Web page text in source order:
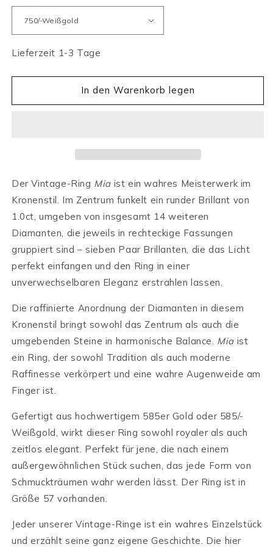
Lieferzeit 1-3 Tage
In den Warenkorb legen
Der Vintage-Ring Mia ist ein wahres Meisterwerk im
Kronenstil. Im Zentrum funkelt ein runder Brillant von
1.0ct, umgeben von insgesamt 14 weiteren
Diamanten, die jeweils in rechteckige Fassungen
gruppiert sind – sieben Paar Brillanten, die das Licht
perfekt einfangen und den Ring in einer
unverwechselbaren Eleganz erstrahlen lassen.
Die raffinierte Anordnung der Diamanten in diesem
Kronenstil bringt sowohl das Zentrum als auch die
umgebenden Steine in harmonische Balance. Mia ist
ein Ring, der sowohl Tradition als auch moderne
Raffinesse verkörpert und eine wahre Augenweide am
Finger ist.
Gefertigt aus hochwertigem 585er Gold oder 585/-
Weißgold, wirkt dieser Ring sowohl royaler als auch
zeitlos elegant. Perfekt für jene, die nach einem
außergewöhnlichen Stück suchen, das jede Form von
Schmuckträumen wahr werden lässt. Der Ring ist in
Größe 57 vorhanden.
Jeder unserer Vintage-Ringe ist ein wahres Einzelstück
und erzählt seine ganz eigene Geschichte. Die hier